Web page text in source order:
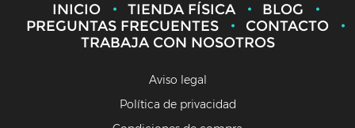
INICIO TIENDA FÍSICA
BLOG
PREGUNTAS FRECUENTES
CONTACTO
TRABAJA CON NOSOTROS
Aviso legal
Política de privacidad